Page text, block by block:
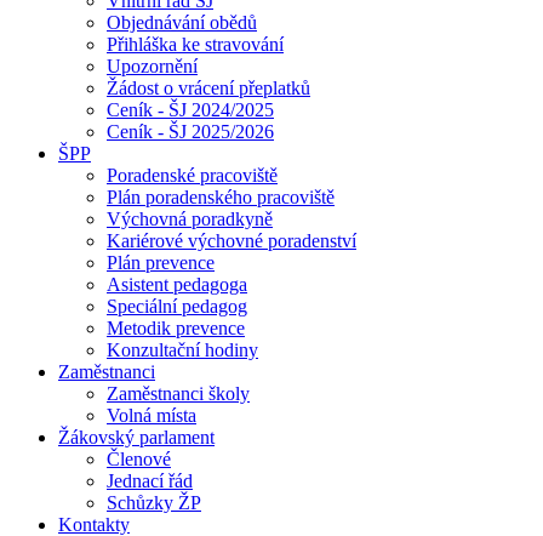
Objednávání obědů
Přihláška ke stravování
Upozornění
Žádost o vrácení přeplatků
Ceník - ŠJ 2024/2025
Ceník - ŠJ 2025/2026
ŠPP
Poradenské pracoviště
Plán poradenského pracoviště
Výchovná poradkyně
Kariérové výchovné poradenství
Plán prevence
Asistent pedagoga
Speciální pedagog
Metodik prevence
Konzultační hodiny
Zaměstnanci
Zaměstnanci školy
Volná místa
Žákovský parlament
Členové
Jednací řád
Schůzky ŽP
Kontakty